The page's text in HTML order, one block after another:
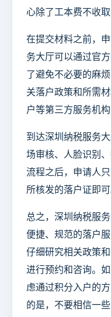
心除了工本费不收取
在提交材料之前，
务大厅可以通过官
了避免不必要的麻
关落户政策和所需
户等第三方服务机
到达深圳纳税服务
场审核、人脸识别
流程之后，申请人
所核发的落户证即可
总之，深圳纳税服
便捷、规范的落户
仔细研究相关政策
进行预约和咨询。
虑通过积分入户的
的是，不要相信一